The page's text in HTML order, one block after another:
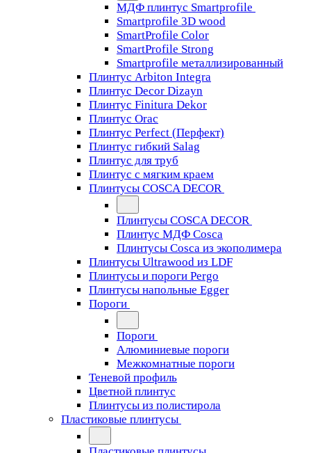
МДФ плинтус Smartprofile
Smartprofile 3D wood
SmartProfile Color
SmartProfile Strong
Smartprofile металлизированный
Плинтус Arbiton Integra
Плинтус Decor Dizayn
Плинтус Finitura Dekor
Плинтус Orac
Плинтус Perfect (Перфект)
Плинтус гибкий Salag
Плинтус для труб
Плинтус с мягким краем
Плинтусы COSCA DECOR
Плинтусы COSCA DECOR
Плинтус МДФ Cosca
Плинтусы Cosca из экополимера
Плинтусы Ultrawood из LDF
Плинтусы и пороги Pergo
Плинтусы напольные Egger
Пороги
Пороги
Алюминиевые пороги
Межкомнатные пороги
Теневой профиль
Цветной плинтус
Плинтусы из полистирола
Пластиковые плинтусы